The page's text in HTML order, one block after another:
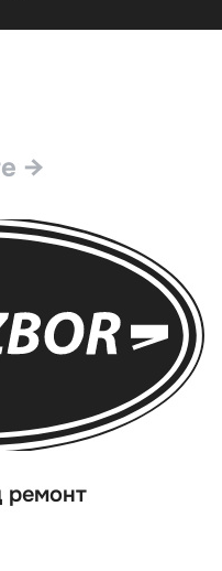
→
ремонт